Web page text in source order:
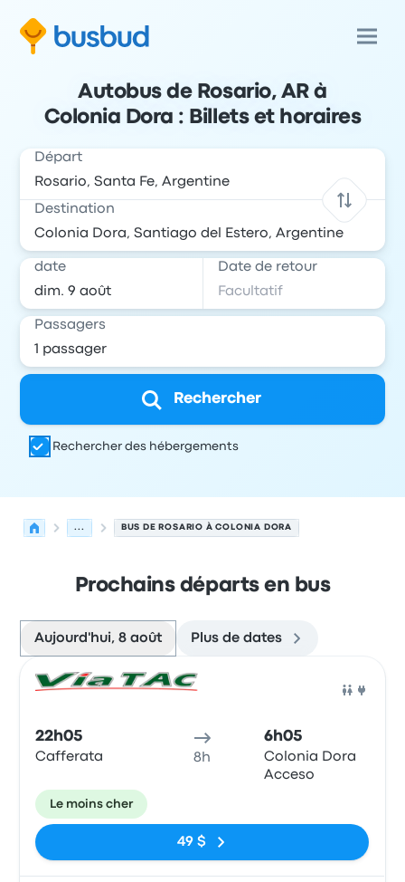
Autobus de Rosario, AR à
Colonia Dora : Billets et horaires
Départ
Destination
date Date de retour
Passagers
Rechercher
Rechercher des hébergements
... BUS DE ROSARIO À COLONIA DORA
Prochains départs en bus
Aujourd'hui, 8 août Plus de dates
22h05
Cafferata 8h
6h05
Colonia Dora
Acceso
Le moins cher
49 $